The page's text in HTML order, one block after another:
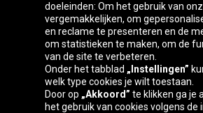
Belgique
Česká
republika
Deutschland
España France Italia
doeleinden: Om het gebruik van
vergemakkelijken, om
en reclame te presenteren en de
om statistieken te maken, om de
van de site te verbeteren.
Onder het tabblad „Instellingen”
welk type cookies je wilt toestaan.
Door op „Akkoord” te klikken ga je
het gebruik van cookies volgens de